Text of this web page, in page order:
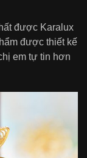
được Karalux
được thiết kế
em tự tin hơn